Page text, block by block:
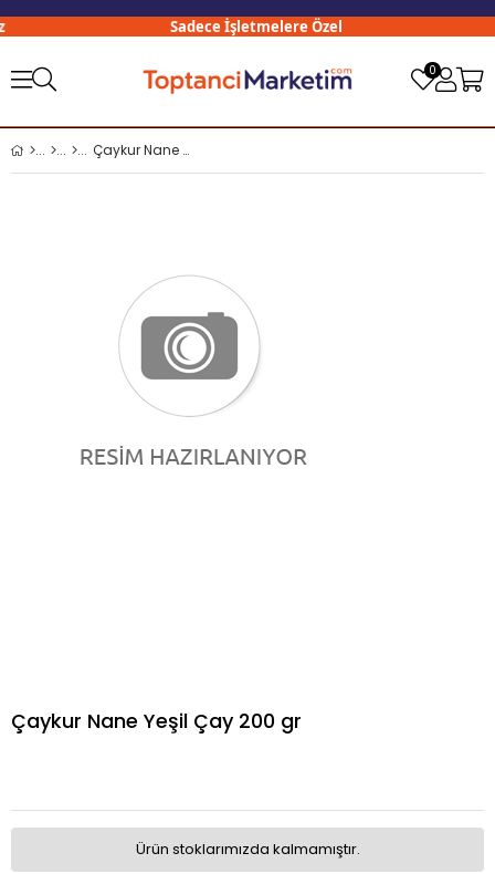
Sadece İşletmelere Özel
0
Çaykur Nane Yeşil Çay 200 gr
Çaykur Nane Yeşil Çay 200 gr
Ürün stoklarımızda kalmamıştır.